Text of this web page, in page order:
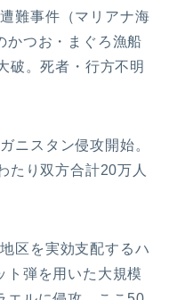
難事件（マリアナ海
かつお・まぐろ漁船
破。死者・行方不明
ニスタン侵攻開始。
たり双方合計20万人
区を実効支配するハ
ト弾を用いた大規模